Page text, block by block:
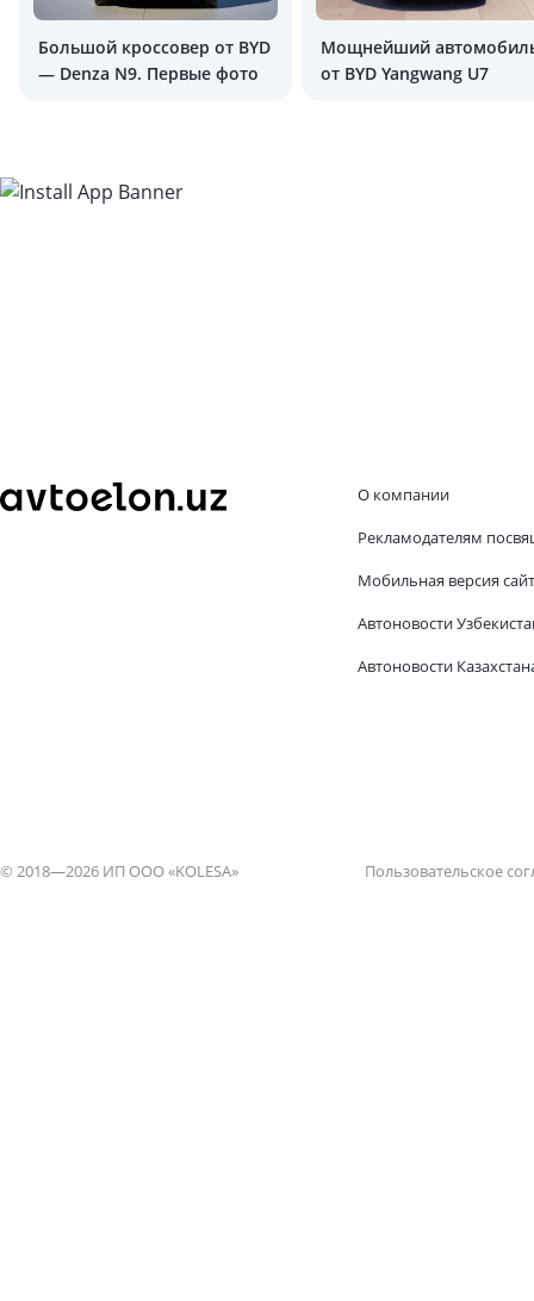
Большой кроссовер от BYD
— Denza N9. Первые фото
Мощнейший
от BYD Yangwang U7
О компании
Рекламодателям
Мобильная версия
Автоновости
Автоновости
© 2018—2026 ИП ООО «KOLESA» Пользовательское